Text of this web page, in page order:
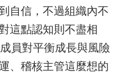
自信，不過組織內不
這點認知則不盡相
員對平衡成長與風險
、稽核主管這麼想的